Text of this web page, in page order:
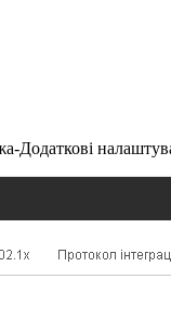
Додаткові